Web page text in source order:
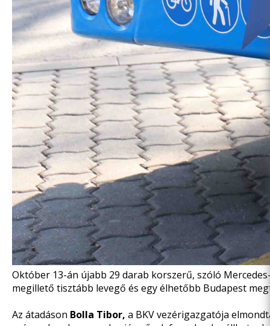
Október 13-án újabb 29 darab korszerű, szóló
megillető tisztább levegő és egy élhetőbb Budapest
Az átadáson Bolla Tibor, a BKV vezérigazgatója